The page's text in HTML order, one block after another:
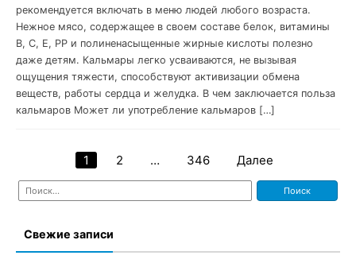
рекомендуется включать в меню людей любого возраста.
Нежное мясо, содержащее в своем составе белок, витамины
B, C, E, PP и полиненасыщенные жирные кислоты полезно
даже детям. Кальмары легко усваиваются, не вызывая
ощущения тяжести, способствуют активизации обмена
веществ, работы сердца и желудка. В чем заключается польза
кальмаров Может ли употребление кальмаров […]
Навигация
по
1 2 … 346 Далее
Найти:
Свежие записи